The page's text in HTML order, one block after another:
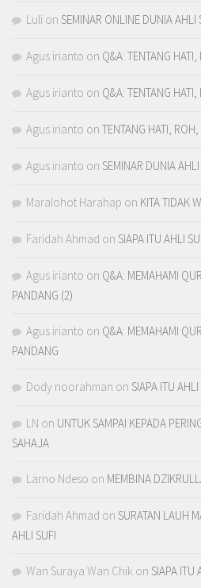
Luli on SEMINAR ONLINE DUNIA
Agus irianto on Q&A: TENTANG
Agus irianto on Q&A: TENTANG
Agus irianto on TENTANG HATI,
Agus irianto on SEMINAR DUNIA
Maralohot Harahap on KITA TIDAK
Faridah Ahmad on SIAPA ITU AHLI
Agus irianto on Q&A: MEMAHAMI
PANDANG (2)
Agus irianto on Q&A: MEMAHAMI
PANDANG
Dody noorahman on SIAPA ITU AHLI
LN on UNTUK SAMPAI KEPADA
SAHAJA
Larno Ndeso on MEMBINA
Faridah Ahmad on SURATAN LAUH
AHLI SUFI
Wan Suraya Wan Chik on SIAPA ITU